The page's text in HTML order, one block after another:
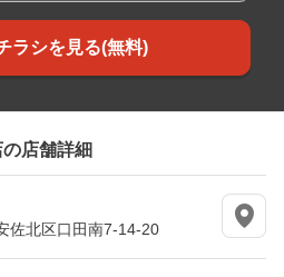
ラシを見る(無料)
店舗詳細
佐北区口田南7-14-20